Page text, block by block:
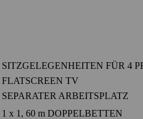
SITZGELEGENHEITEN FÜR 4
FLATSCREEN TV
SEPARATER ARBEITSPLATZ
1 x 1, 60 m DOPPELBETTEN